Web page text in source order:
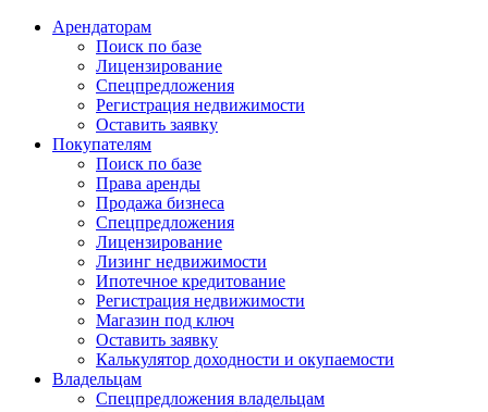
Арендаторам
Поиск по базе
Лицензирование
Спецпредложения
Регистрация недвижимости
Оставить заявку
Покупателям
Поиск по базе
Права аренды
Продажа бизнеса
Спецпредложения
Лицензирование
Лизинг недвижимости
Ипотечное кредитование
Регистрация недвижимости
Магазин под ключ
Оставить заявку
Калькулятор доходности и окупаемости
Владельцам
Спецпредложения владельцам